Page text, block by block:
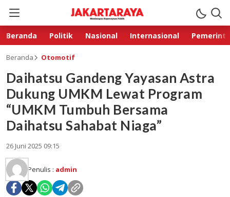
Beranda Politik Nasional Internasional
Beranda Otomotif
Daihatsu Gandeng Yayasan Astra
Dukung UMKM Lewat Program
“UMKM Tumbuh Bersama
Daihatsu Sahabat Niaga”
26 Juni 2025 09:15
Penulis : admin